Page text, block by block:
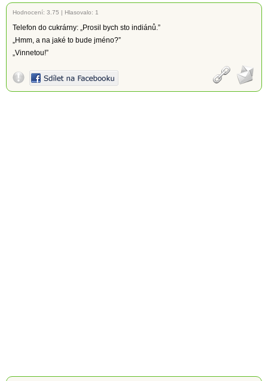
Hodnocení: 3.75 | Hlasovalo: 1
Telefon do cukrárny: „Prosil bych sto indiánů.”
„Hmm, a na jaké to bude jméno?”
„Vinnetou!”